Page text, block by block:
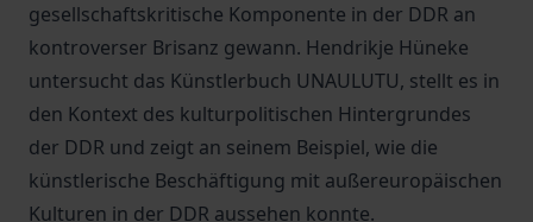
gesellschaftskritische Komponente in der DDR an
kontroverser Brisanz gewann. Hendrikje Hüneke
untersucht das Künstlerbuch UNAULUTU, stellt es in
den Kontext des kulturpolitischen Hintergrundes
der DDR und zeigt an seinem Beispiel, wie die
künstlerische Beschäftigung mit außereuropäischen
Kulturen in der DDR aussehen konnte.